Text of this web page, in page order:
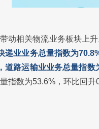
动相关物流业务板块上
递业业务总量指数为
道路运输业业务总量指
指数为53.6%，环比回